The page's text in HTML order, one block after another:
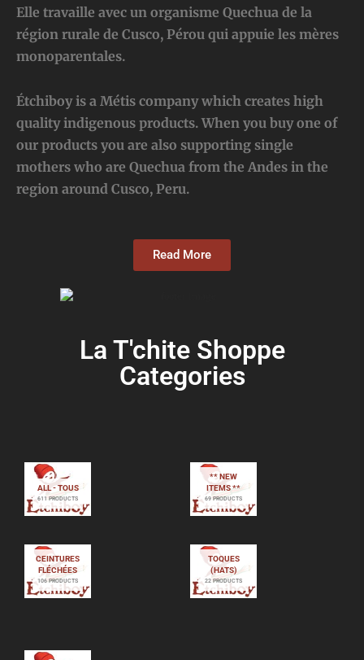
Elle travaille avec un organisme Quechua de la
région rurale de Cusco, Pérou qui appuie les mères
monoparentales.
Étchiboy is a Métis company which creates high
quality indigenous products. When you buy one of
our products you are also supporting single
mothers who are Quechua from the Andes in the
region around Cusco, Peru.
Read More
La T'chite Shoppe
Categories​
ALL - TOUS
611 PRODUCTS
** NEW
ITEMS **
69 PRODUCTS
CEINTURES
FLÉCHÉES
106 PRODUCTS
TOQUES
(HATS)
22 PRODUCTS